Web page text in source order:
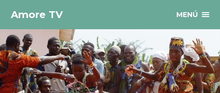
Amore TV MENÚ